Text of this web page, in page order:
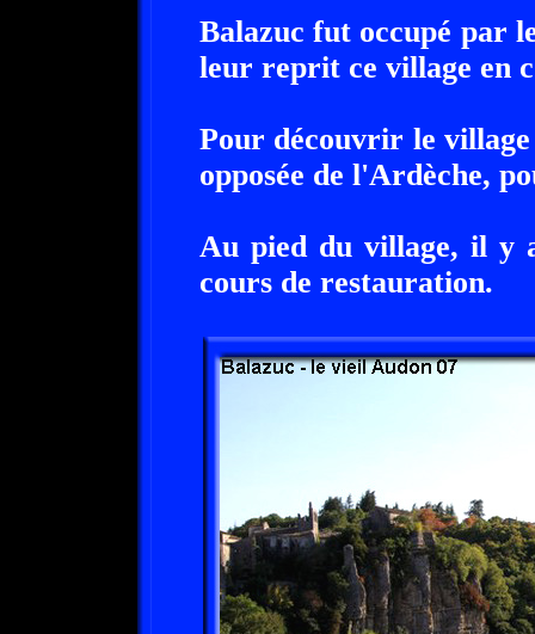
Balazuc fut occupé par
leur reprit ce village en
Pour découvrir le
opposée de l'Ardèche,
Au pied du village, il y
cours de restauration.